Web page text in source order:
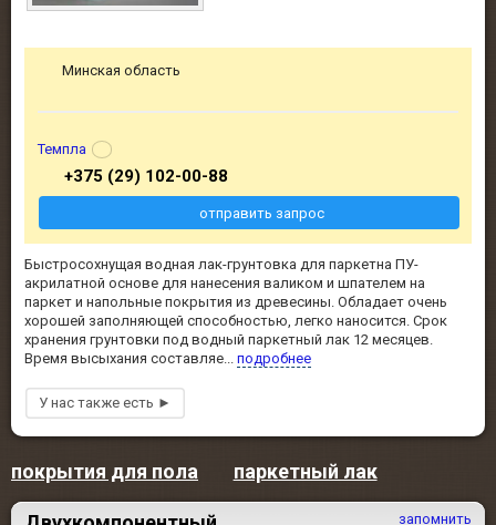
Быстросохнущая водная лак-грунтовка для паркетна ПУ-
акрилатной основе для нанесения валиком и шпателем на
паркет и напольные покрытия из древесины. Обладает очень
хорошей заполняющей способностью, легко наносится. Срок
хранения грунтовки под водный паркетный лак 12 месяцев.
Время высыхания составляе... подробнее
Минская область
Темпла
+375 (29) 102-00-88
отправить запрос
покрытия для пола паркетный лак
запомнить